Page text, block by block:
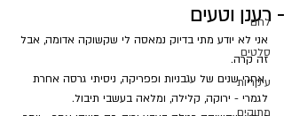
לחם
סלטים
עיקריות
מתוקים
- רענן וטעים
אני לא יודע מתי בדיוק נמאסה לי שקשוקה אדומה, אבל
זה קרה.
אחרי שנים של עגבניות ופפריקה, ניסיתי גרסה אחרת
לגמרי - ירוקה, קלילה, ומלאה בעשבי תיבול.